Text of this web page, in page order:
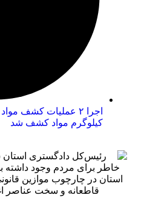
کیلوگرم مواد کشف شد